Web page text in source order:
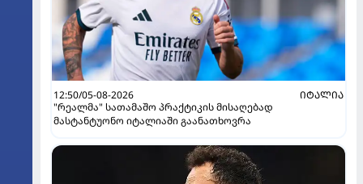
12:50/05-08-2026
ᲘᲢᲐᲚᲘᲐ
"რეალმა" სათამაშო პრაქტიკის მისაღებად
მასტანტუონო იტალიაში გაანათხოვრა